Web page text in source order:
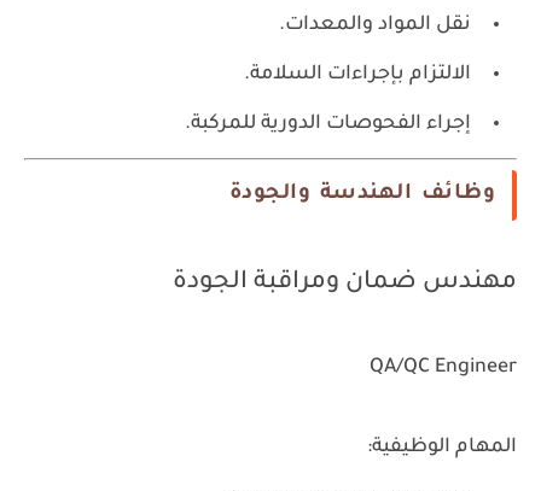
نقل المواد والمعدات.
الالتزام بإجراءات السلامة.
إجراء الفحوصات الدورية للمركبة.
وظائف الهندسة والجودة
مهندس ضمان ومراقبة الجودة
QA/QC Engineer
المهام الوظيفية: